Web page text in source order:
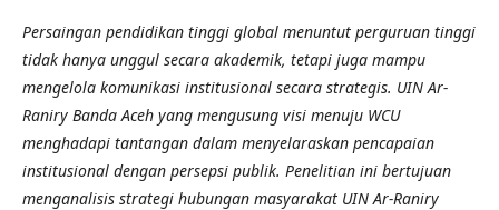
Persaingan pendidikan tinggi global menuntut perguruan tinggi
tidak hanya unggul secara akademik, tetapi juga mampu
mengelola komunikasi institusional secara strategis. UIN Ar-
Raniry Banda Aceh yang mengusung visi menuju WCU
menghadapi tantangan dalam menyelaraskan pencapaian
institusional dengan persepsi publik. Penelitian ini bertujuan
menganalisis strategi hubungan masyarakat UIN Ar-Raniry